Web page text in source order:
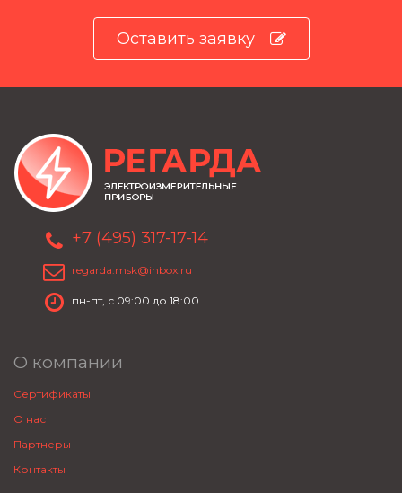
Оставить заявку
+7 (495) 317-17-14
regarda.msk@inbox.ru
пн-пт, с 09:00 до 18:00
О компании
Сертификаты
О нас
Партнеры
Контакты